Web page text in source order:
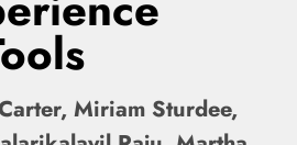
Miriam Sturdee,